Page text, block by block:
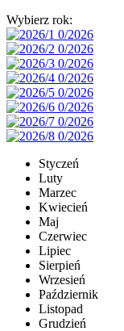
Wybierz rok:
Styczeń
Luty
Marzec
Kwiecień
Maj
Czerwiec
Lipiec
Sierpień
Wrzesień
Październik
Listopad
Grudzień